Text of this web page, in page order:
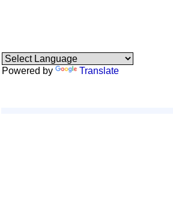
Powered by Translate